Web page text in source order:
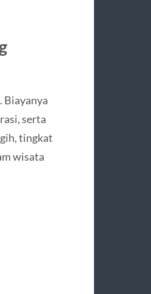
Biayanya
serta
tingkat
wisata